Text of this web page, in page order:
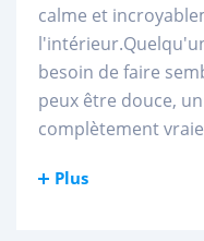
calme et
besoin de faire
peux être douce,
complètement
Plus